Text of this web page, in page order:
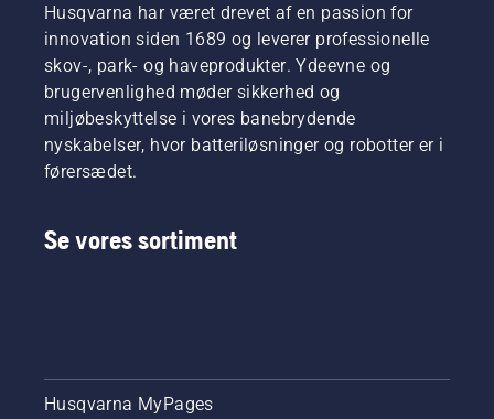
krævende
brugere.
Husqvarna har været drevet af en passion for
innovation siden 1689 og leverer professionelle
skov-, park- og haveprodukter. Ydeevne og
brugervenlighed møder sikkerhed og
miljøbeskyttelse i vores banebrydende
nyskabelser, hvor batteriløsninger og robotter er i
førersædet.
Se vores sortiment
Husqvarna MyPages